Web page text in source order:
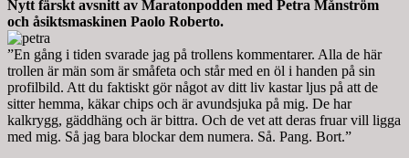
Nytt färskt avsnitt av Maratonpodden med Petra Månström
och åsiktsmaskinen Paolo Roberto.
”En gång i tiden svarade jag på trollens kommentarer. Alla de här
trollen är män som är småfeta och står med en öl i handen på sin
profilbild. Att du faktiskt gör något av ditt liv kastar ljus på att de
sitter hemma, käkar chips och är avundsjuka på mig. De har
kalkrygg, gäddhäng och är bittra. Och de vet att deras fruar vill ligga
med mig. Så jag bara blockar dem numera. Så. Pang. Bort.”